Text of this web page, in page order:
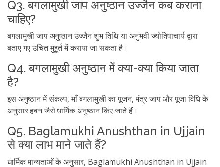
Q3. बगलामुखी जाप अनुष्ठान उज्जैन कब कराना
चाहिए?
बगलामुखी जाप अनुष्ठान उज्जैन शुभ तिथि या अनुभवी ज्योतिषाचार्य द्वारा
बताए गए उचित मुहूर्त में कराया जा सकता है।
Q4. बगलामुखी अनुष्ठान में क्या-क्या किया जाता
है?
इस अनुष्ठान में संकल्प, माँ बगलामुखी का पूजन, मंत्र जाप और पूजा विधि के
अनुसार हवन जैसे धार्मिक अनुष्ठान किए जाते हैं।
Q5. Baglamukhi Anushthan in Ujjain
से क्या लाभ माने जाते हैं?
धार्मिक मान्यताओं के अनुसार, Baglamukhi Anushthan in Ujjain